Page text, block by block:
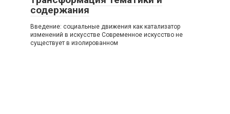
содержания
Введение: социальные движения как катализатор
изменений в искусстве Современное искусство не
существует в изолированном